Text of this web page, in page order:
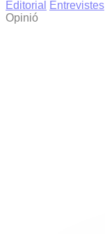
Editorial
Entrevistes
Opinió